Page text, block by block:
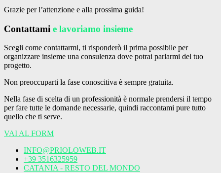
Grazie per l’attenzione e alla prossima guida!
Contattami e lavoriamo insieme
Scegli come contattarmi, ti risponderò il prima possibile per
organizzare insieme una consulenza dove potrai parlarmi del tuo
progetto.
Non preoccuparti la fase conoscitiva è sempre gratuita.
Nella fase di scelta di un professionità è normale prendersi il tempo
per fare tutte le domande necessarie, quindi raccontami pure tutto
quello che ti serve.
VAI AL FORM
INFO@PRIOLOWEB.IT
+39 3516325959
CATANIA - RESTO DEL MONDO